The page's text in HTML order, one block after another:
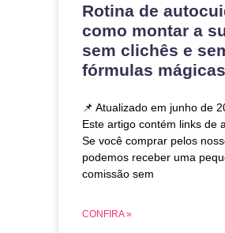
Rotina de
como montar a
sem clichês e
fórmulas mágicas
📌 Atualizado em junho de
Este artigo contém links de
Se você comprar pelos
podemos receber uma
comissão sem
CONFIRA »